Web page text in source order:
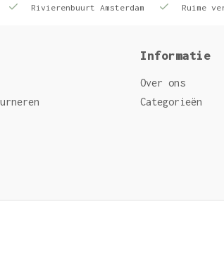
Rivierenbuurt Amsterdam Ruime
Informatie
Over ons
Categorieën